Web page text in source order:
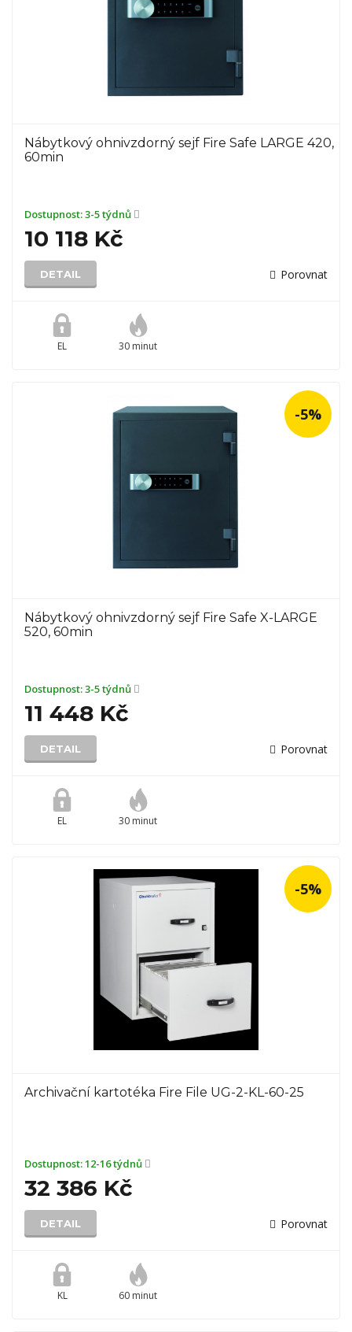
Nábytkový ohnivzdorný sejf Fire Safe LARGE 420,
60min
Dostupnost:3-5 týdnů
10 118 Kč
DETAIL Porovnat
EL 30 minut
Nábytkový ohnivzdorný sejf Fire Safe X-LARGE
520, 60min
Dostupnost:3-5 týdnů
11 448 Kč
DETAIL Porovnat
EL 30 minut
-5%
Archivační kartotéka Fire File UG-2-KL-60-25
Dostupnost:12-16 týdnů
32 386 Kč
DETAIL Porovnat
KL 60 minut
-5%